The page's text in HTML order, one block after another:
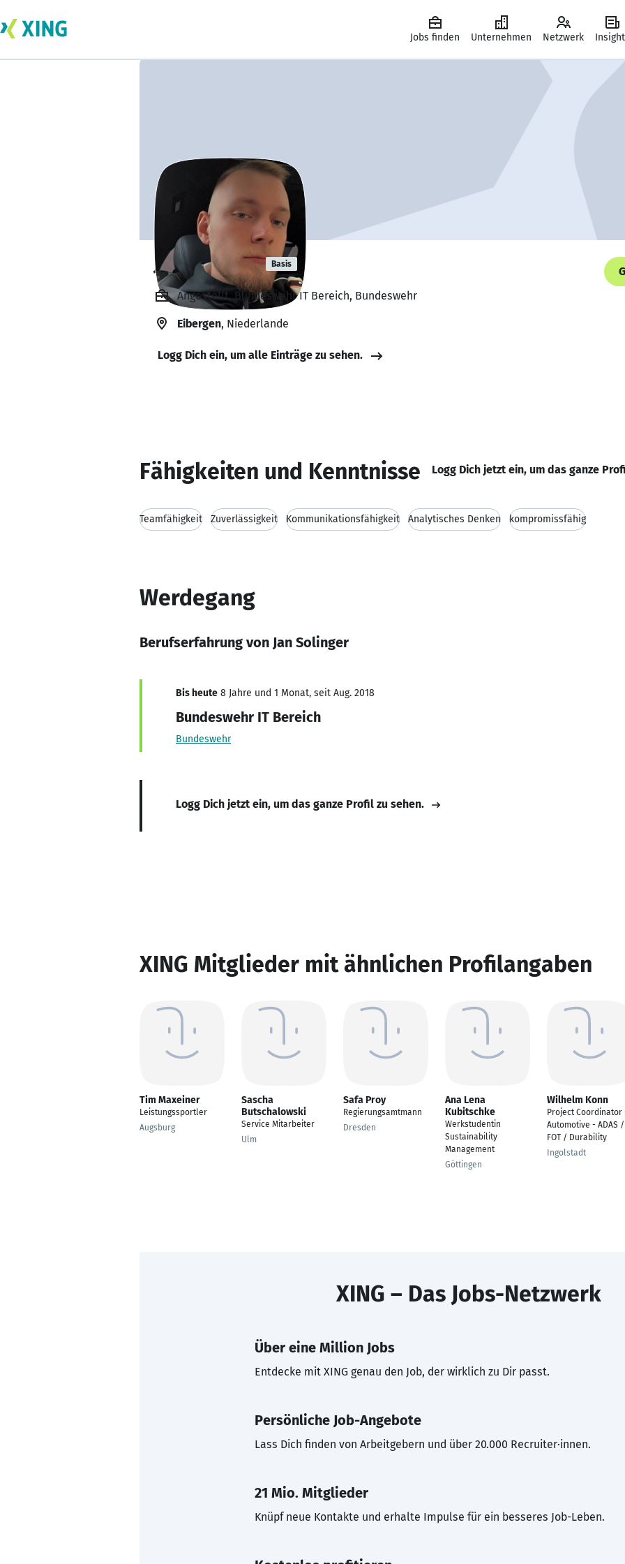
Jobs finden Unternehmen Netzwerk
Jan Solinger Basis
Angestellt, Bundeswehr IT Bereich, Bundeswehr
Eibergen, Niederlande
Logg Dich ein, um alle Einträge zu sehen.
Fähigkeiten und Kenntnisse Logg Dich jetzt ein, um das ganze
Teamfähigkeit Zuverlässigkeit Kommunikationsfähigkeit Analytisches Denken kompromissfähig
Werdegang
Berufserfahrung von Jan Solinger
Bis heute 8 Jahre und 1 Monat, seit Aug. 2018
Bundeswehr IT Bereich
Bundeswehr
Logg Dich jetzt ein, um das ganze Profil zu sehen.
XING Mitglieder mit ähnlichen Profilangaben
Tim Maxeiner
Leistungssportler
Augsburg
Sascha
Butschalowski
Service Mitarbeiter
Ulm
Safa Proy
Regierungsamtmann
Dresden
Ana Lena
Kubitschke
Werkstudentin
Sustainability
Management
Göttingen
Wilhelm Konn
Project Coordinator
Automotive - ADAS /
FOT / Durability
Ingolstadt
XING – Das Jobs-Netzwerk
Über eine Million Jobs
Entdecke mit XING genau den Job, der wirklich zu Dir passt.
Persönliche Job-Angebote
Lass Dich finden von Arbeitgebern und über 20.000 Recruiter·innen.
21 Mio. Mitglieder
Knüpf neue Kontakte und erhalte Impulse für ein besseres Job-Leben.